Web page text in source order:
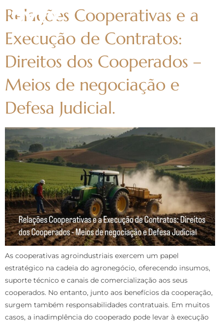
Relações Cooperativas e a
Execução de Contratos:
Direitos dos Cooperados –
Meios de negociação e
Defesa Judicial.
As cooperativas agroindustriais exercem um papel
estratégico na cadeia do agronegócio, oferecendo insumos,
suporte técnico e canais de comercialização aos seus
cooperados. No entanto, junto aos benefícios da cooperação,
surgem também responsabilidades contratuais. Em muitos
casos, a inadimplência do cooperado pode levar à execução